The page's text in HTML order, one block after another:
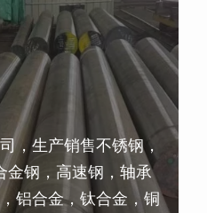
，生产销售不锈钢，
金钢，高速钢，轴承
铝合金，钛合金，铜